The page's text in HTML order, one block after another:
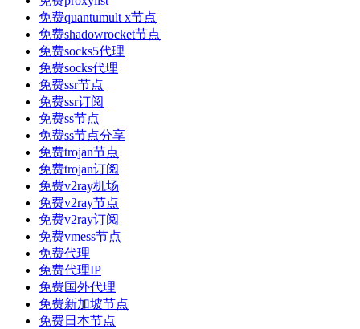
免费quantumult x节点
免费shadowrocket节点
免费socks5代理
免费socks代理
免费ssr节点
免费ssr订阅
免费ss节点
免费ss节点分享
免费trojan节点
免费trojan订阅
免费v2ray机场
免费v2ray节点
免费v2ray订阅
免费vmess节点
免费代理
免费代理IP
免费国外代理
免费新加坡节点
免费日本节点